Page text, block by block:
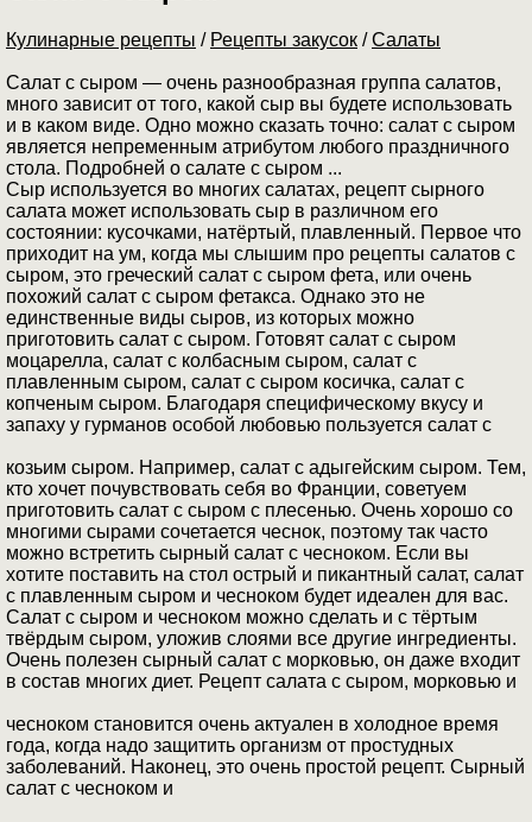
Кулинарные рецепты / Рецепты закусок /Салаты
Салат с сыром — очень разнообразная группа салатов,
много зависит от того, какой сыр вы будете использовать
и в каком виде. Одно можно сказать точно: салат с сыром
является непременным атрибутом любого праздничного
стола. Подробней о салате с сыром ...
Сыр используется во многих салатах, рецепт сырного
салата может использовать сыр в различном его
состоянии: кусочками, натёртый, плавленный. Первое что
приходит на ум, когда мы слышим про рецепты салатов с
сыром, это греческий салат с сыром фета, или очень
похожий салат с сыром фетакса. Однако это не
единственные виды сыров, из которых можно
приготовить салат с сыром. Готовят салат с сыром
моцарелла, салат с колбасным сыром, салат с
плавленным сыром, салат с сыром косичка, салат с
копченым сыром. Благодаря специфическому вкусу и
запаху у гурманов особой любовью пользуется салат с
козьим сыром. Например, салат с адыгейским сыром. Тем,
кто хочет почувствовать себя во Франции, советуем
приготовить салат с сыром с плесенью. Очень хорошо со
многими сырами сочетается чеснок, поэтому так часто
можно встретить сырный салат с чесноком. Если вы
хотите поставить на стол острый и пикантный салат, салат
с плавленным сыром и чесноком будет идеален для вас.
Салат с сыром и чесноком можно сделать и с тёртым
твёрдым сыром, уложив слоями все другие ингредиенты.
Очень полезен сырный салат с морковью, он даже входит
в состав многих диет. Рецепт салата с сыром, морковью и
чесноком становится очень актуален в холодное время
года, когда надо защитить организм от простудных
заболеваний. Наконец, это очень простой рецепт. Сырный
салат с чесноком и